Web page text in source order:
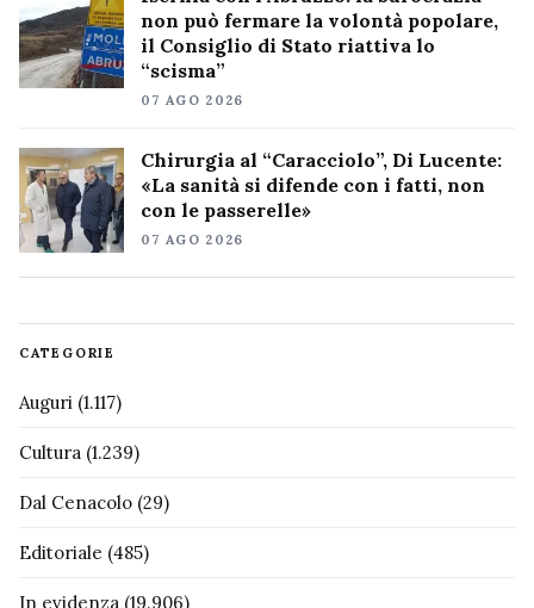
non può fermare la volontà popolare,
il Consiglio di Stato riattiva lo
“scisma”
07 AGO 2026
Chirurgia al “Caracciolo”, Di Lucente:
«La sanità si difende con i fatti, non
con le passerelle»
07 AGO 2026
CATEGORIE
Auguri (1.117)
Cultura (1.239)
Dal Cenacolo (29)
Editoriale (485)
In evidenza (19.906)